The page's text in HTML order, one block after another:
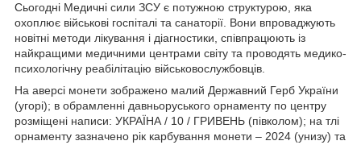
Сьогодні Медичні сили ЗСУ є потужною структурою, яка
охоплює військові госпіталі та санаторії. Вони впроваджують
новітні методи лікування і діагностики, співпрацюють із
найкращими медичними центрами світу та проводять медико-
психологічну реабілітацію військовослужбовців.
На аверсі монети зображено малий Державний Герб України
(угорі); в обрамленні давньоруського орнаменту по центру
розміщені написи: УКРАЇНА / 10 / ГРИВЕНЬ (півколом); на тлі
орнаменту зазначено рік карбування монети – 2024 (унизу) та